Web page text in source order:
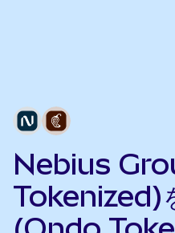
Nebius
Tokenized)